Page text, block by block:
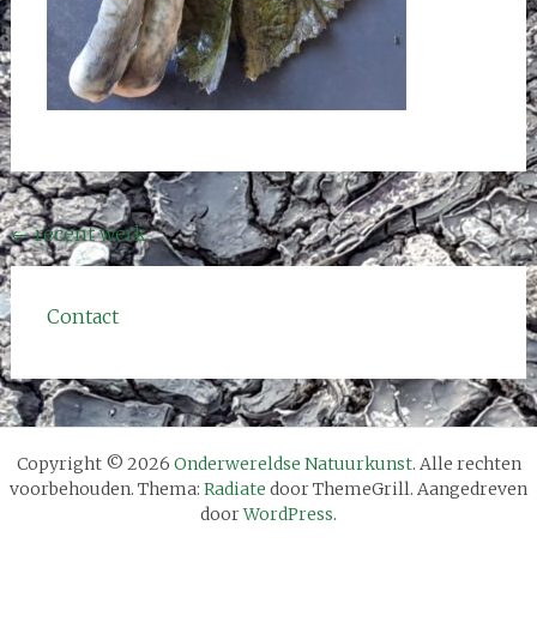
Bericht
navigatie
←recent werk
Contact
Copyright © 2026 Onderwereldse Natuurkunst. Alle rechten
voorbehouden. Thema: Radiate door ThemeGrill. Aangedreven
doorWordPress.